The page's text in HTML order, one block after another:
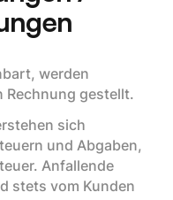
werden
Rechnung gestellt.
sich
und Abgaben,
Anfallende
stets vom Kunden